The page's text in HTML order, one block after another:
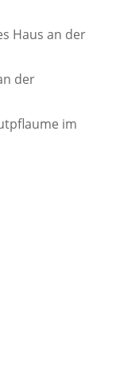
Haus an der
der
im